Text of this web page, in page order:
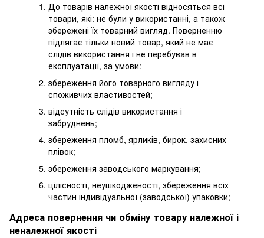
До товарів належної якості відносяться всі
товари, які: не були у використанні, а також
збережені їх товарний вигляд. Поверненню
підлягає тільки новий товар, який не має
слідів використання і не перебував в
експлуатації, за умови:
збереження його товарного вигляду і
споживчих властивостей;
відсутність слідів використання і
забруднень;
збереження пломб, ярликів, бирок, захисних
плівок;
збереження заводського маркування;
цілісності, неушкодженості, збереження всіх
частин індивідуальної (заводської) упаковки;
Адреса повернення чи обміну товару належної і
неналежної якості